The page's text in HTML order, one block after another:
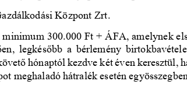
Központ Zrt.
minimum 300 .000 Ft + ÁFA, amelynek
legkésőbb  a  bérlemény
hónaptól kezdve két éven keresztül,
meghaladó hátralék esetén